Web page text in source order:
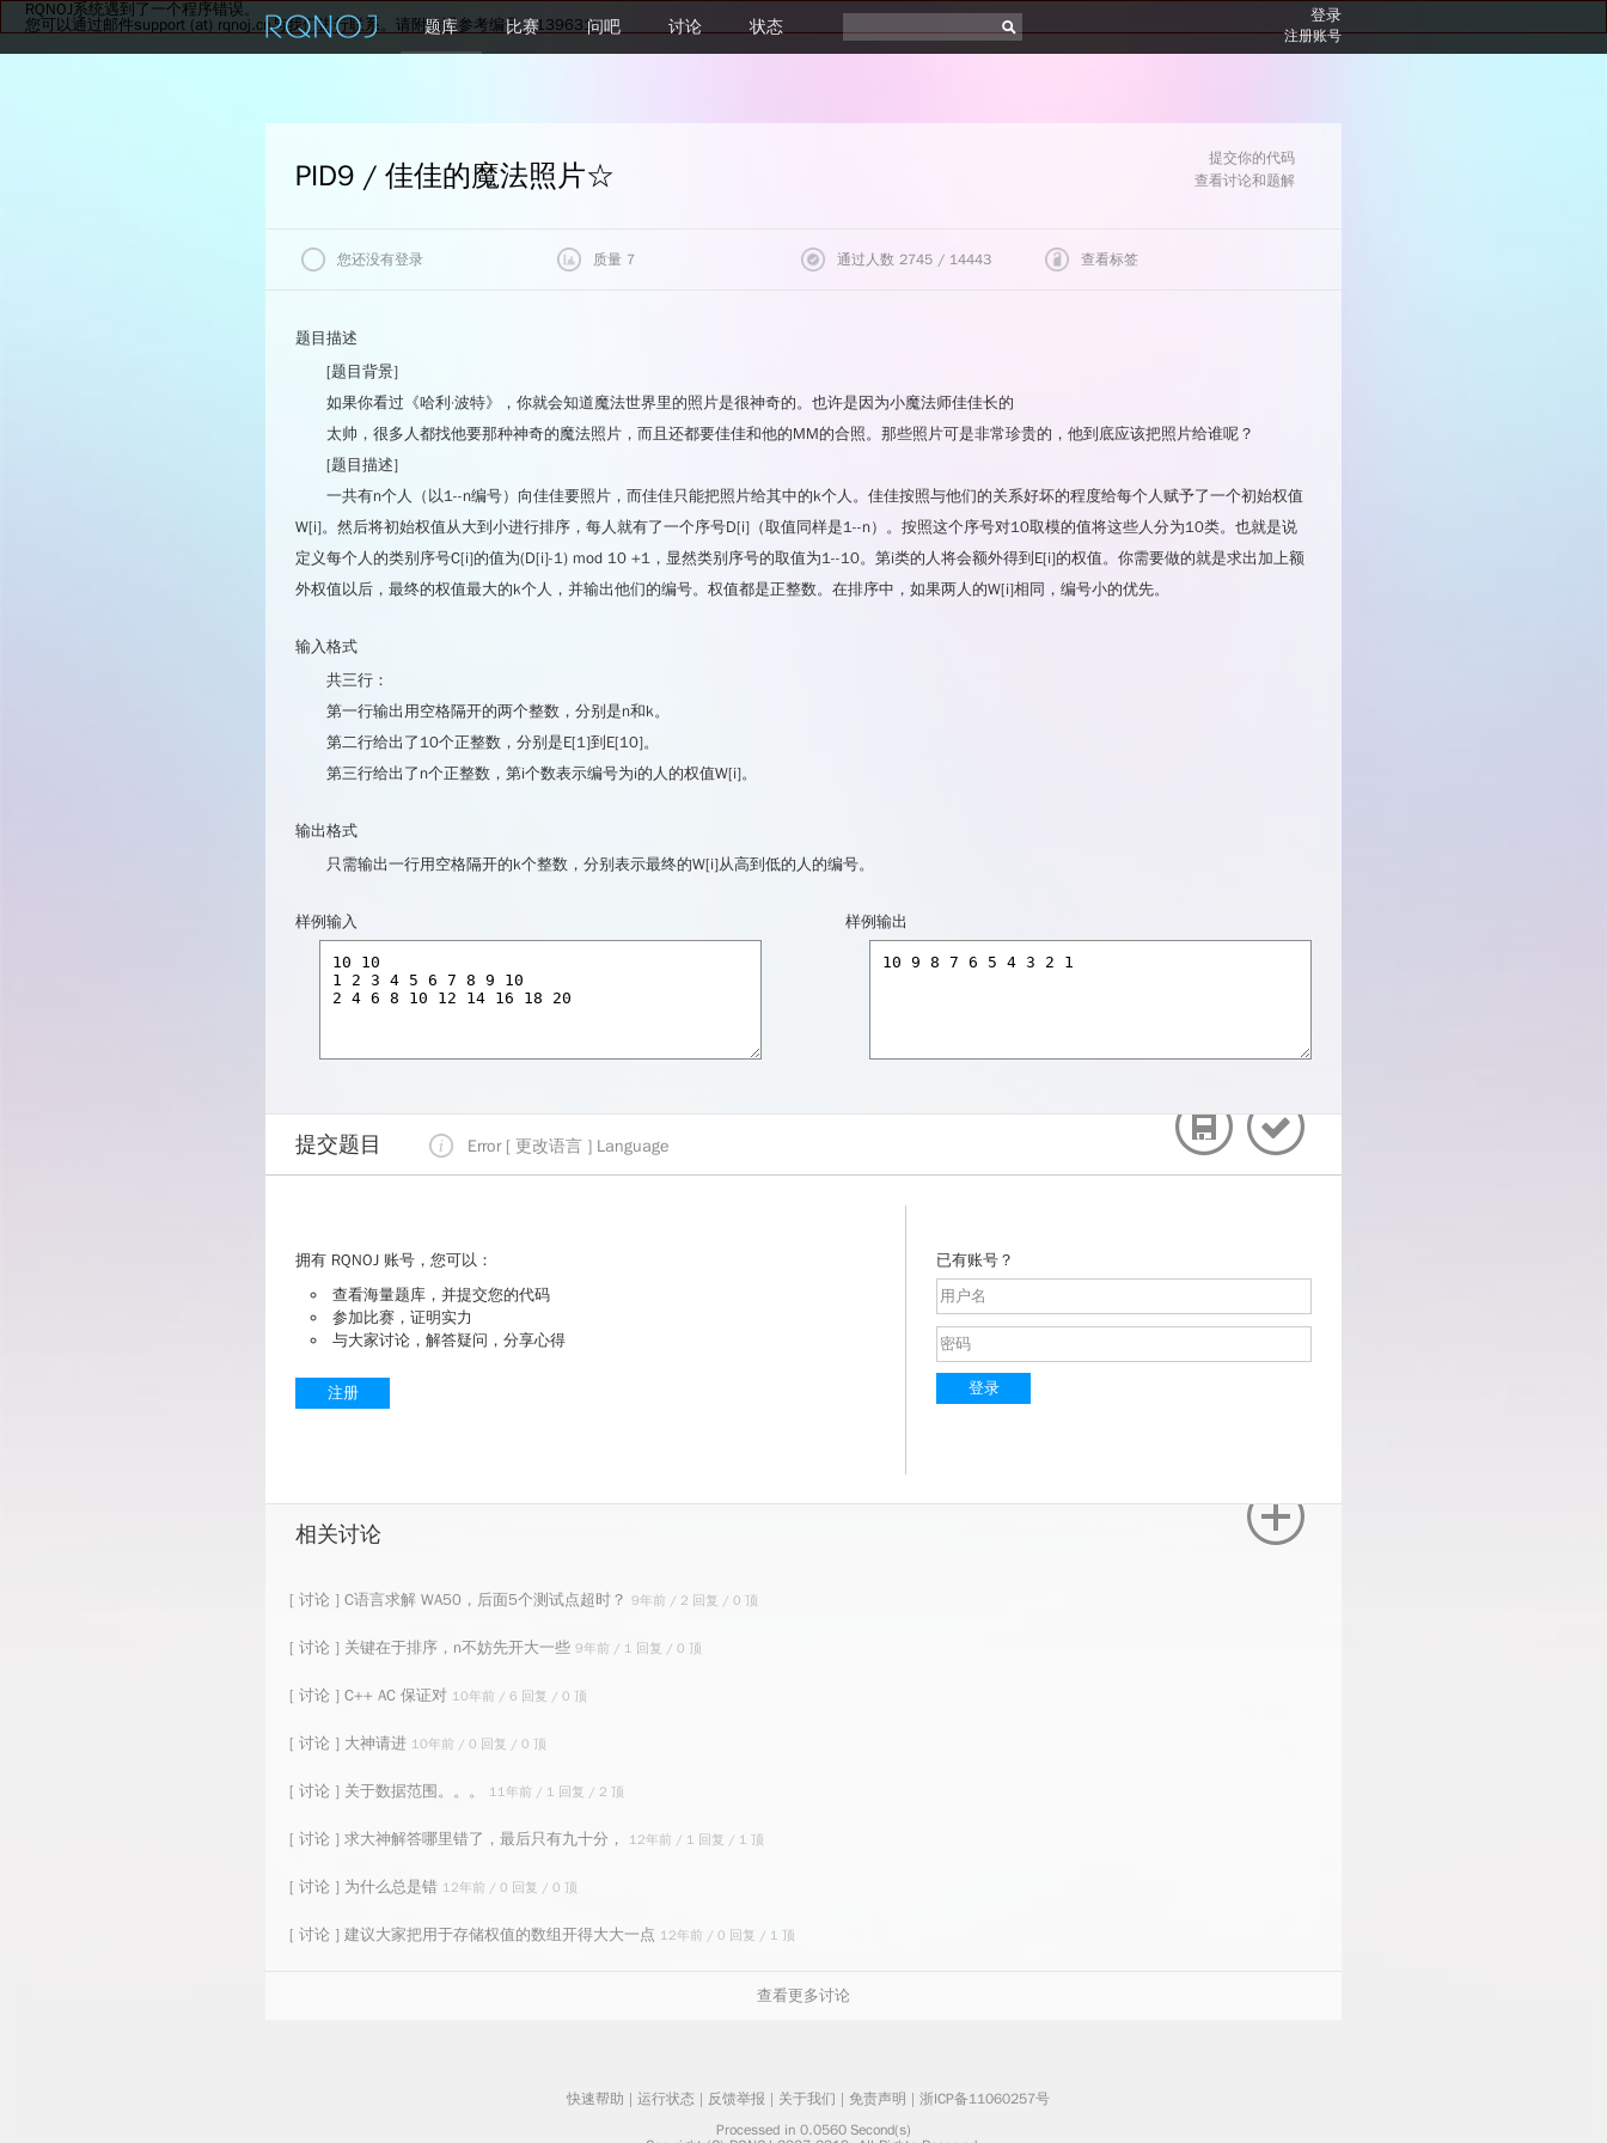
RQNOJ系统遇到了一个程序错误。
您可以通过邮件support (at) rqnoj.cn与我们进行联系。请附错误参考编号：1396319
题库 比赛 问吧 讨论 状态
登录
注册账号
PID9 / 佳佳的魔法照片☆
提交你的代码
查看讨论和题解
您还没有登录
查看最后一次评测记录
质量 7
★★★★★
★★★★☆
★★☆☆☆
★☆☆☆☆
45.1%
12.9%
3.2%
32.2%
★★★★ ☆
通过人数 2745 / 14443 查看标签
题目描述
[题目背景]
如果你看过《哈利·波特》，你就会知道魔法世界里的照片是很神奇的。也许是因为小魔法师佳佳长的
太帅，很多人都找他要那种神奇的魔法照片，而且还都要佳佳和他的MM的合照。那些照片可是非常珍贵的，他到底应该把照片给谁呢？
[题目描述]
一共有n个人（以1--n编号）向佳佳要照片，而佳佳只能把照片给其中的k个人。佳佳按照与他们的关系好坏的程度给每个人赋予了一个初始权值
W[i]。然后将初始权值从大到小进行排序，每人就有了一个序号D[i]（取值同样是1--n）。按照这个序号对10取模的值将这些人分为10类。也就是说
定义每个人的类别序号C[i]的值为(D[i]-1) mod 10 +1，显然类别序号的取值为1--10。第i类的人将会额外得到E[i]的权值。你需要做的就是求出加上额
外权值以后，最终的权值最大的k个人，并输出他们的编号。权值都是正整数。在排序中，如果两人的W[i]相同，编号小的优先。
输入格式
共三行：
第一行输出用空格隔开的两个整数，分别是n和k。
第二行给出了10个正整数，分别是E[1]到E[10]。
第三行给出了n个正整数，第i个数表示编号为i的人的权值W[i]。
输出格式
只需输出一行用空格隔开的k个整数，分别表示最终的W[i]从高到低的人的编号。
样例输入 样例输出
提交题目 Error [ 更改语言 ] Language
拥有 RQNOJ 账号，您可以：
查看海量题库，并提交您的代码
参加比赛，证明实力
与大家讨论，解答疑问，分享心得
注册
已有账号？
登录
相关讨论
[ 讨论 ] C语言求解 WA50，后面5个测试点超时？ 9年前 / 2 回复 / 0 顶
[ 讨论 ] 关键在于排序，n不妨先开大一些 9年前 / 1 回复 / 0 顶
[ 讨论 ] C++ AC 保证对 10年前 / 6 回复 / 0 顶
[ 讨论 ] 大神请进 10年前 / 0 回复 / 0 顶
[ 讨论 ] 关于数据范围。。。 11年前 / 1 回复 / 2 顶
[ 讨论 ] 求大神解答哪里错了，最后只有九十分， 12年前 / 1 回复 / 1 顶
[ 讨论 ] 为什么总是错 12年前 / 0 回复 / 0 顶
[ 讨论 ] 建议大家把用于存储权值的数组开得大大一点 12年前 / 0 回复 / 1 顶
查看更多讨论
快速帮助 | 运行状态 | 反馈举报 | 关于我们 | 免责声明 | 浙ICP备11060257号